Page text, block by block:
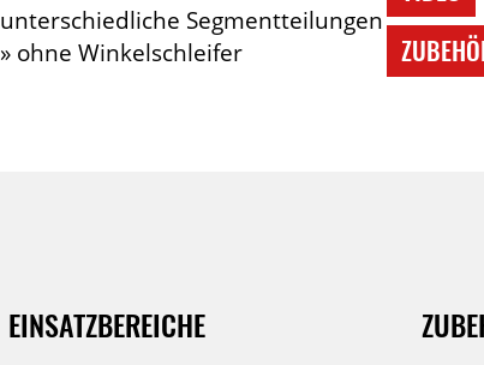
unterschiedliche Segmentteilungen
» ohne Winkelschleifer
EINSATZBEREICHE